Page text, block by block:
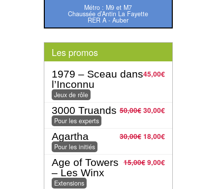
Métro : M9 et M7
Chaussée d’Antin La Fayette
RER A - Auber
Les promos
45,00€
1979 – Sceau dans
l’Inconnu
Jeux de rôle
50,00€ 30,00€
3000 Truands
Pour les experts
30,00€ 18,00€
Agartha
Pour les initiés
15,00€ 9,00€
Age of Towers
– Les Winx
Extensions